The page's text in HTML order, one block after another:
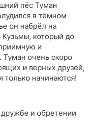
пёс Туман
в тёмном
он набрёл на
который до
и
очень скоро
и верных друзей,
начинаются!
дружбе и обретении